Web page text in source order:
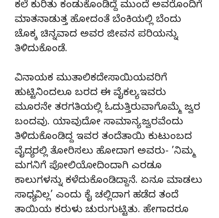
ಕಲೆ ಕುರಿತು ಕಂಡುಕೊಂಡಿದ್ದೆ ಮುಂದೆ ಅವರೊಂದಿಗೆ
ಮಾತನಾಡುತ್ತ ಹೋದಂತೆ ಬೆಂಕಿಯಲ್ಲಿ ಬೆಂದು
ಚೊಕ್ಕ ಚಿನ್ನವಾದ ಅವರ ಜೀವನ ಪರಿಯನ್ನು
ತಿಳಿದುಕೊಂಡೆ.
ವಿನಾಯಕ ಮುತಾಲಿಕದೇಸಾಯಿಯವರಿಗೆ
ಹುಟ್ಟಿನಿಂದಲೂ ಬರದ ಈ ವೈಕಲ್ಯ ಇವರು
ಮೂರನೇ ತರಗತಿಯಲ್ಲಿ ಓದುತ್ತಿರುವಾಗೊಮ್ಮೆ ಜ್ವರ
ಬಂದವು. ಯಾವುದೋ ಸಾಮಾನ್ಯ ಜ್ವರವೆಂದು
ತಿಳಿದುಕೊಂಡಿದ್ದ ಇವರ ತಂದೆತಾಯಿ ಕುಟುಂಬದ
ವೈದ್ಯರಲ್ಲಿ ತೋರಿಸಲು ಹೋದಾಗ ಅವರು- ’ನಿಮ್ಮ
ಮಗನಿಗೆ ಪೋಲಿಯೋದಿಂದಾಗಿ ಎರಡೂ
ಕಾಲುಗಳನ್ನು ಕಳೆದುಕೊಂಡಿದ್ದಾನೆ. ಏನೂ ಮಾಡಲು
ಸಾಧ್ಯವಿಲ್ಲ’ ಎಂದು ಕೈ ಚಲ್ಲಿದಾಗ ಹಡೆದ ತಂದೆ
ತಾಯಿಯ ಕರುಳು ಚುರುಗುಟ್ಟಿತು. ಹೇಗಾದರೂ